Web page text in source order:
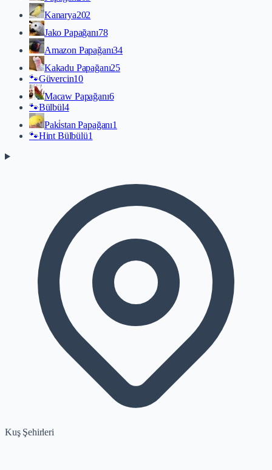
Kanarya202
Jako Papağanı78
Amazon Papağanı34
Kakadu Papağanı25
🐾Güvercin10
Macaw Papağanı6
🐾Bülbül4
Paki̇stan Papağanı1
🐾Hint Bülbülü1
Kuş Şehirleri